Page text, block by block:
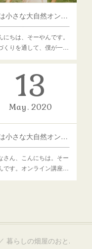
畑は小さな大自然オンライン講座、第１期生募集します。
にちは、そーやんです。
くりを通して、僕が一…
13
May 2020
畑は小さな大自然オンライン講座 そろそろ募集開始するよ。
さん、こんにちは。そー
です。オンライン講座…
暮らしの畑屋のおと .